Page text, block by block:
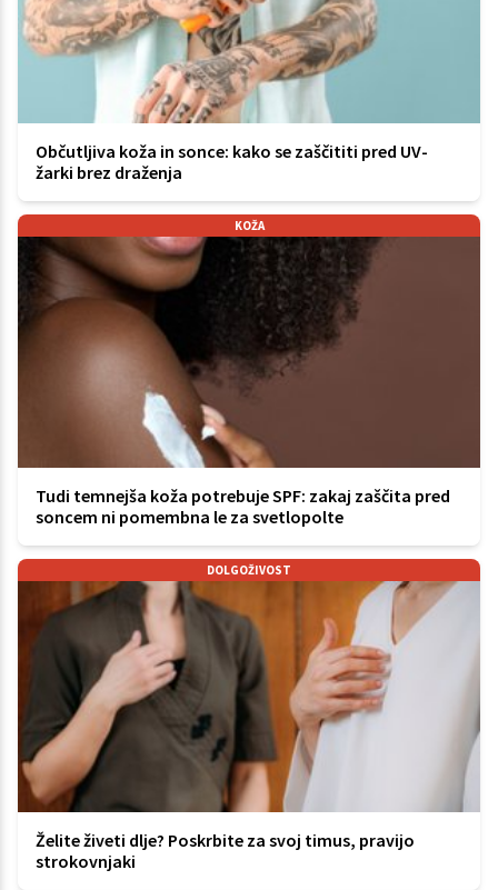
Občutljiva koža in sonce: kako se zaščititi pred UV-
žarki brez draženja
KOŽA
Tudi temnejša koža potrebuje SPF: zakaj zaščita pred
soncem ni pomembna le za svetlopolte
DOLGOŽIVOST
Želite živeti dlje? Poskrbite za svoj timus, pravijo
strokovnjaki